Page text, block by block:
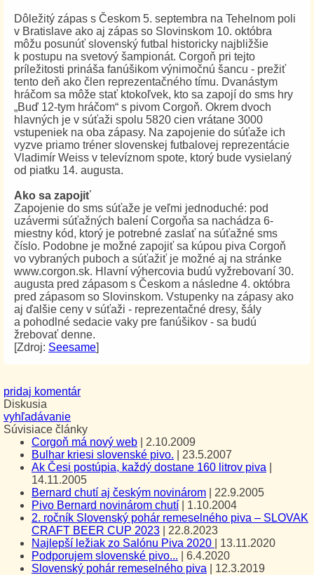
Dôležitý zápas s Českom 5. septembra na Tehelnom poli
v Bratislave ako aj zápas so Slovinskom 10. októbra
môžu posunúť slovenský futbal historicky najbližšie
k postupu na svetový šampionát. Corgoň pri tejto
príležitosti prináša fanúšikom výnimočnú šancu - prežiť
tento deň ako člen reprezentačného tímu. Dvanástym
hráčom sa môže stať ktokoľvek, kto sa zapojí do sms hry
„Buď 12-tym hráčom“ s pivom Corgoň. Okrem dvoch
hlavných je v súťaži spolu 5820 cien vrátane 3000
vstupeniek na oba zápasy. Na zapojenie do súťaže ich
vyzve priamo tréner slovenskej futbalovej reprezentácie
Vladimír Weiss v televíznom spote, ktorý bude vysielaný
od piatku 14. augusta.
Ako sa zapojiť
Zapojenie do sms súťaže je veľmi jednoduché: pod
uzávermi súťažných balení Corgoňa sa nachádza 6-
miestny kód, ktorý je potrebné zaslať na súťažné sms
číslo. Podobne je možné zapojiť sa kúpou piva Corgoň
vo vybraných puboch a súťažiť je možné aj na stránke
www.corgon.sk. Hlavní výhercovia budú vyžrebovaní 30.
augusta pred zápasom s Českom a následne 4. októbra
pred zápasom so Slovinskom. Vstupenky na zápasy ako
aj ďalšie ceny v súťaži - reprezentačné dresy, šály
a pohodlné sedacie vaky pre fanúšikov - sa budú
žrebovať denne.
[Zdroj: Seesame]
pridaj komentár
Diskusia
vyhľadávanie
Súvisiace články
Corgoň má nový web
2.10.2009
Bulhar kriesi slovenské pivo.
23.5.2007
Ak Česi postúpia, každý dostane 160 litrov piva
14.11.2005
Bernard chutí aj českým novinárom
22.9.2005
Pivo Bernard novinárom chutí
1.10.2004
2. ročník Slovenský pohár remeselného piva – SLOVAK
CRAFT BEER CUP 2023
22.8.2023
Najlepší ležiak zo Salónu Piva 2020
13.11.2020
Podporujem slovenské pivo...
6.4.2020
Slovenský pohár remeselného piva
12.3.2019